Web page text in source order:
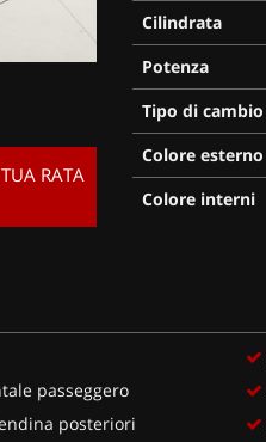
RATA
Cilindrata
Potenza
Tipo di cambio
Colore esterno
Colore interni
passeggero
posteriori